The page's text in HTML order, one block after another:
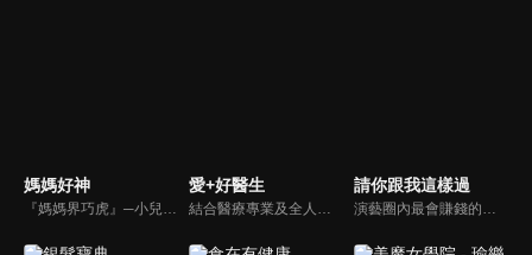
媽媽好神
『媽媽界巧虎』─小兒科醫師黃瑽寧，『國民媽媽』─鍾欣凌，兩人領軍擁有十八般武藝的好神媽媽團，為全台媽媽們發聲，所有育兒新知，家庭秘辛，全家大小健康，都會在《媽媽好神》一一解惑！
愛+好醫生
結合醫療專業及全人關懷的新型態節目，主持人黃瑽寧醫師親訪家庭，跨領域醫療顧問團全方位檢視，提供最完整、實用和正確的資訊來守護孩子的健康。
請你跟我這樣過
演藝圈內最會賺錢的侯昌明，以親身經歷教你理財；採訪經歷豐沛的黃文華，把所見所聞通通報你哉。不論是理財知識、兩性問題、生活資訊，完全貼近市井小民的所需所求，保證讓你生活過更好！